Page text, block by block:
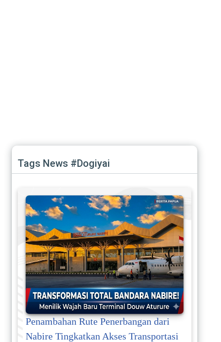
Tags News #Dogiyai
Penambahan Rute Penerbangan dari
Nabire Tingkatkan Akses Transportasi